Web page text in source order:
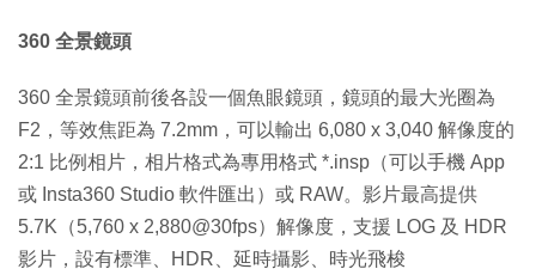
360 全景鏡頭
360 全景鏡頭前後各設一個魚眼鏡頭，鏡頭的最大光圈為
F2，等效焦距為 7.2mm，可以輸出 6,080 x 3,040 解像度的
2:1 比例相片，相片格式為專用格式 *.insp（可以手機 App
或 Insta360 Studio 軟件匯出）或 RAW。影片最高提供
5.7K（5,760 x 2,880@30fps）解像度，支援 LOG 及 HDR
影片，設有標準、HDR、延時攝影、時光飛梭